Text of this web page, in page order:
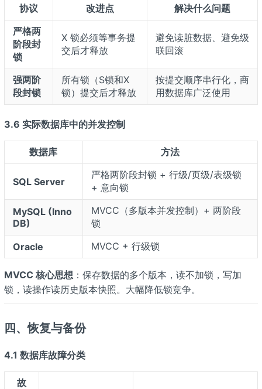
协议 改进点
解决什么问题
严格两
阶段封
锁
X 锁必须等事务提
交后才释放
避免读脏数据、避免级
联回滚
强两阶
段封锁
所有锁（S锁和X
锁）提交后才释放
按提交顺序串行化，商
用数据库广泛使用
3.6 实际数据库中的并发控制
数据库 方法
SQL Server
严格两阶段封锁 + 行级/页级/表级锁
+ 意向锁
MySQL (Inno
DB)
MVCC（多版本并发控制）+ 两阶段
锁
Oracle
MVCC + 行级锁
MVCC 核心思想 ：保存数据的多个版本，读不加锁，写加
锁，读操作读历史版本快照。大幅降低锁竞争。
四、恢复与备份
4.1 数据库故障分类
故